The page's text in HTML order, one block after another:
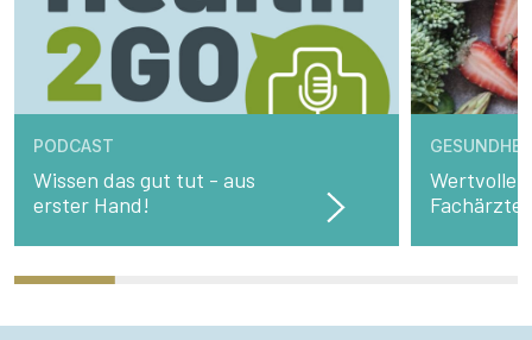
PODCAST
Wissen das gut tut - aus
erster Hand!
Wertvolle